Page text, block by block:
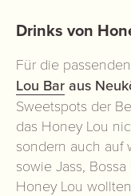
Drinks von
Für die
Lou Baraus
Sweetspots der
das Honey Lou
sondern auch auf
sowie Jass,
Honey Lou